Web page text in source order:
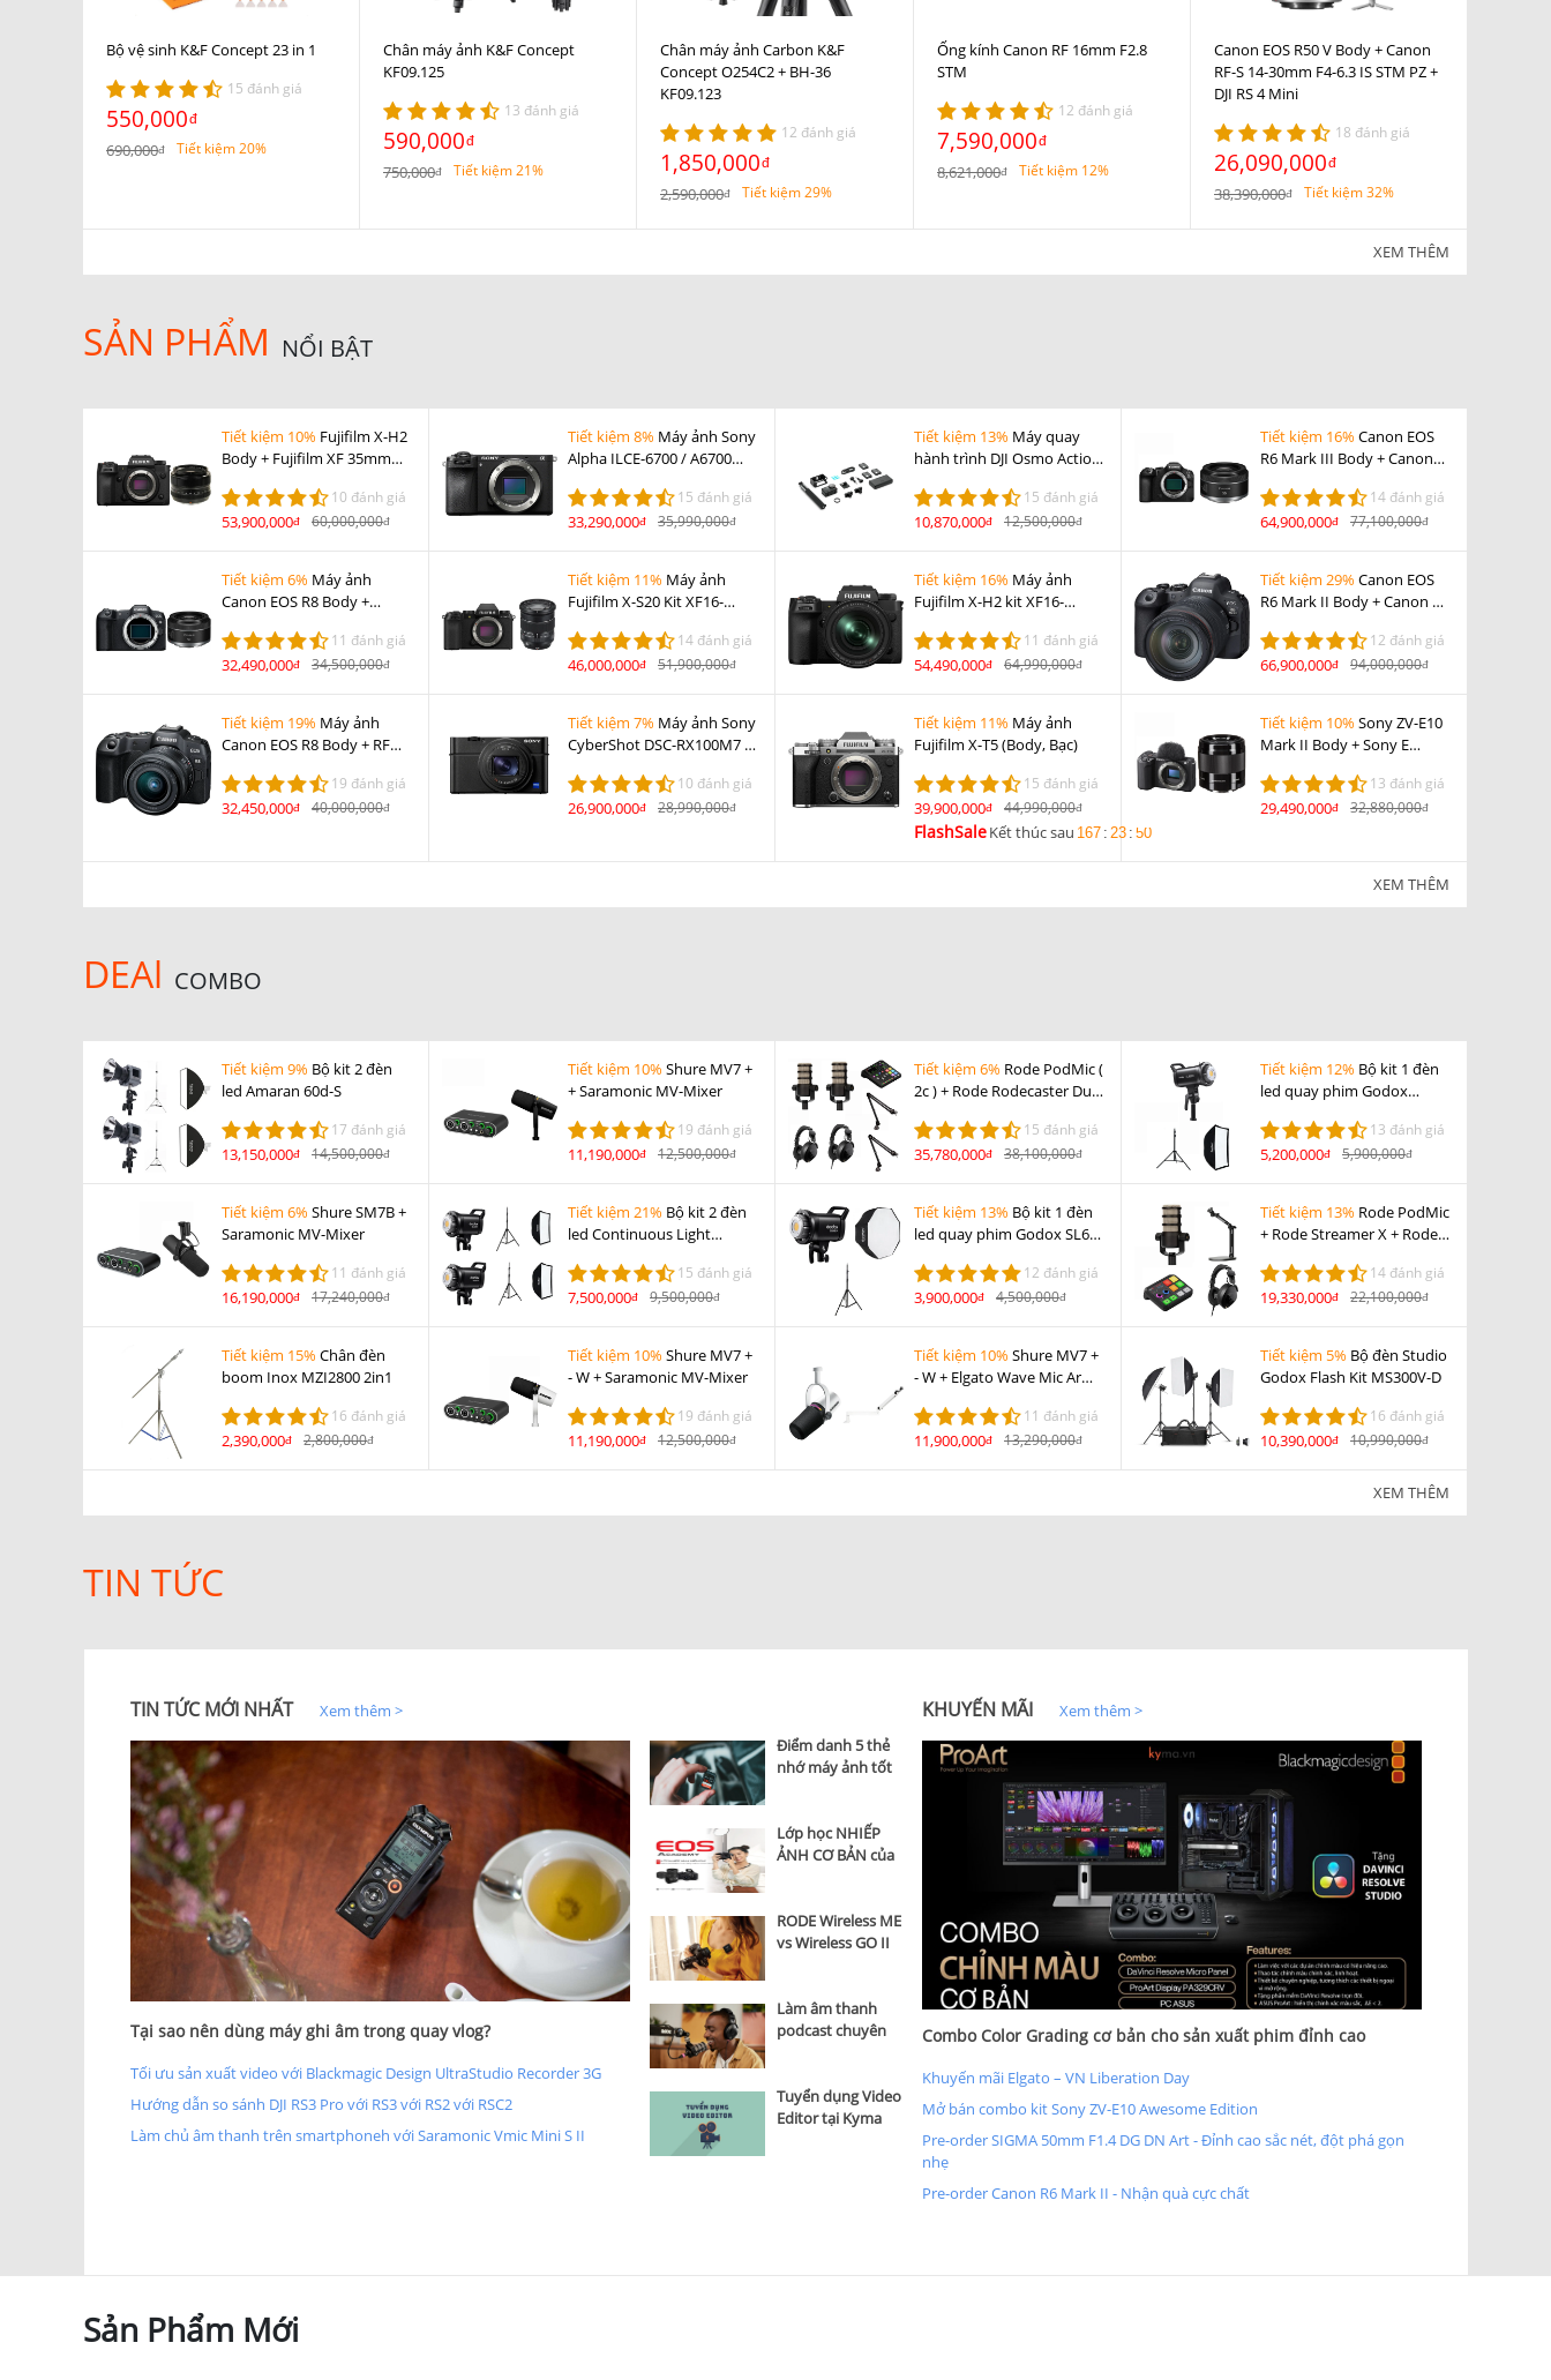
Bộ vệ sinh K&F Concept 23 in 1
15 đánh giá
550,000đ
690,000đ Tiết kiệm 20%
Chân máy ảnh K&F Concept
KF09.125
13 đánh giá
590,000đ
750,000đ Tiết kiệm 21%
Chân máy ảnh Carbon K&F
Concept O254C2 + BH-36
KF09.123
12 đánh giá
1,850,000đ
2,590,000đ Tiết kiệm 29%
Ống kính Canon RF 16mm F2.8
STM
12 đánh giá
7,590,000đ
8,621,000đ Tiết kiệm 12%
Canon EOS R50 V Body + Canon
RF-S 14-30mm F4-6.3 IS STM PZ +
DJI RS 4 Mini
18 đánh giá
26,090,000đ
38,390,000đ Tiết kiệm 32%
XEM THÊM
SẢN PHẨM NỔI BẬT
Tiết kiệm 10% Fujifilm X-H2
Body + Fujifilm XF 35mm
10 đánh giá
53,900,000đ 60,000,000đ
Tiết kiệm 8% Máy ảnh Sony
Alpha ILCE-6700 / A6700
15 đánh giá
33,290,000đ 35,990,000đ
Tiết kiệm 13% Máy quay
hành trình DJI Osmo Action
15 đánh giá
10,870,000đ 12,500,000đ
Tiết kiệm 16% Canon EOS
R6 Mark III Body + Canon
14 đánh giá
64,900,000đ 77,100,000đ
Tiết kiệm 6% Máy ảnh
Canon EOS R8 Body +
11 đánh giá
32,490,000đ 34,500,000đ
Tiết kiệm 11% Máy ảnh
Fujifilm X-S20 Kit XF16-
14 đánh giá
46,000,000đ 51,900,000đ
Tiết kiệm 16% Máy ảnh
Fujifilm X-H2 kit XF16-
11 đánh giá
54,490,000đ 64,990,000đ
Tiết kiệm 29% Canon EOS
R6 Mark II Body + Canon RF
12 đánh giá
66,900,000đ 94,000,000đ
Tiết kiệm 19% Máy ảnh
Canon EOS R8 Body + RF
(nhập khẩu)
19 đánh giá
32,450,000đ 40,000,000đ
Tiết kiệm 7% Máy ảnh Sony
CyberShot DSC-RX100M7 /
10 đánh giá
26,900,000đ 28,990,000đ
Tiết kiệm 11% Máy ảnh
Fujifilm X-T5 (Body, Bạc)
15 đánh giá
39,900,000đ 44,990,000đ
FlashSaleKết thúc sau 167 : 23 : 49
Tiết kiệm 10% Sony ZV-E10
Mark II Body + Sony E
13 đánh giá
29,490,000đ 32,880,000đ
XEM THÊM
DEAl COMBO
Tiết kiệm 9% Bộ kit 2 đèn
led Amaran 60d-S
17 đánh giá
13,150,000đ 14,500,000đ
Tiết kiệm 10% Shure MV7 +
+ Saramonic MV-Mixer
19 đánh giá
11,190,000đ 12,500,000đ
Tiết kiệm 6% Rode PodMic (
2c ) + Rode Rodecaster Duo
Rode PSA1 ( 2c )15 đánh giá
35,780,000đ 38,100,000đ
Tiết kiệm 12% Bộ kit 1 đèn
led quay phim Godox
13 đánh giá
5,200,000đ 5,900,000đ
Tiết kiệm 6% Shure SM7B +
Saramonic MV-Mixer
11 đánh giá
16,190,000đ 17,240,000đ
Tiết kiệm 21% Bộ kit 2 đèn
led Continuous Light
15 đánh giá
7,500,000đ 9,500,000đ
Tiết kiệm 13% Bộ kit 1 đèn
led quay phim Godox SL60
12 đánh giá
3,900,000đ 4,500,000đ
Tiết kiệm 13% Rode PodMic
+ Rode Streamer X + Rode
14 đánh giá
19,330,000đ 22,100,000đ
Tiết kiệm 15% Chân đèn
boom Inox MZI2800 2in1
16 đánh giá
2,390,000đ 2,800,000đ
Tiết kiệm 10% Shure MV7 +
- W + Saramonic MV-Mixer
19 đánh giá
11,190,000đ 12,500,000đ
Tiết kiệm 10% Shure MV7 +
- W + Elgato Wave Mic Arm
11 đánh giá
11,900,000đ 13,290,000đ
Tiết kiệm 5% Bộ đèn Studio
Godox Flash Kit MS300V-D
16 đánh giá
10,390,000đ 10,990,000đ
XEM THÊM
TIN TỨC
TIN TỨC MỚI NHẤT Xem thêm >
Tại sao nên dùng máy ghi âm trong quay vlog?
Tối ưu sản xuất video với Blackmagic Design UltraStudio Recorder 3G
Hướng dẫn so sánh DJI RS3 Pro với RS3 với RS2 với RSC2
Làm chủ âm thanh trên smartphoneh với Saramonic Vmic Mini S II
Điểm danh 5 thẻ
nhớ máy ảnh tốt
Lớp học NHIẾP
ẢNH CƠ BẢN của
Nam
RODE Wireless ME
vs Wireless GO II
Làm âm thanh
podcast chuyên
Tuyển dụng Video
Editor tại Kyma
KHUYẾN MÃI Xem thêm >
Combo Color Grading cơ bản cho sản xuất phim đỉnh cao
Khuyến mãi Elgato – VN Liberation Day
Mở bán combo kit Sony ZV-E10 Awesome Edition
Pre-order SIGMA 50mm F1.4 DG DN Art - Đỉnh cao sắc nét, đột phá gọn
nhẹ
Pre-order Canon R6 Mark II - Nhận quà cực chất
Sản Phẩm Mới